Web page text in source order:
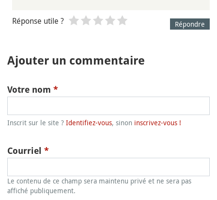
Répondre
Réponse utile ?
Ajouter un commentaire
Votre nom *
Inscrit sur le site ? Identifiez-vous, sinon inscrivez-vous !
Courriel *
Le contenu de ce champ sera maintenu privé et ne sera pas
affiché publiquement.